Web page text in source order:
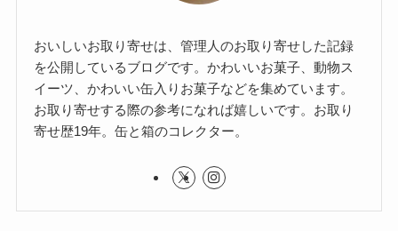
おいしいお取り寄せは、管理人のお取り寄せした記録
を公開しているブログです。かわいいお菓子、動物ス
イーツ、かわいい缶入りお菓子などを集めています。
お取り寄せする際の参考になれば嬉しいです。お取り
寄せ歴19年。缶と箱のコレクター。